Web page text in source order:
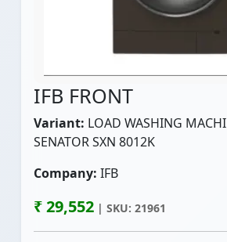
IFB FRONT
Variant: LOAD WASHING
SENATOR SXN 8012K
Company: IFB
₹ 29,552 | SKU: 21961